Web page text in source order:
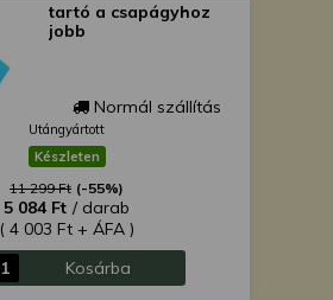
tartó a csapágyhoz
jobb
Normál szállítás
Utángyártott
Készleten
11 299 Ft (-55%)
5 084 Ft / darab
( 4 003 Ft + ÁFA )
Kosárba